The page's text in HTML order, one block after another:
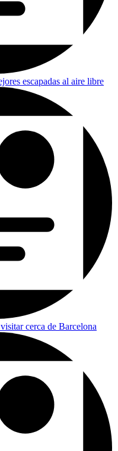
escapadas al aire libre
cerca de Barcelona